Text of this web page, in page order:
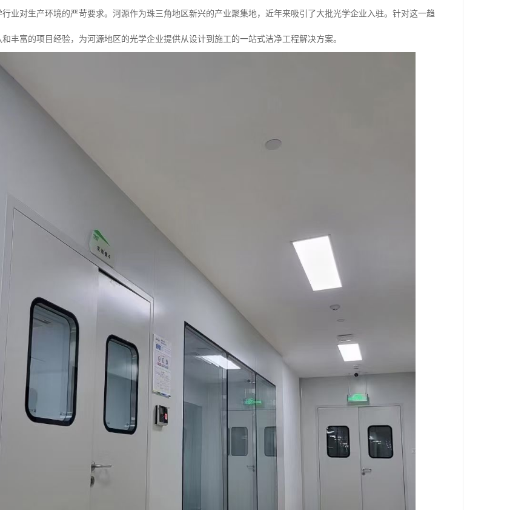
业对生产环境的严苛要求。河源作为珠三角地区新兴的产业聚集地，近年来吸引了大批光学企业入驻。针对这一趋
丰富的项目经验，为河源地区的光学企业提供从设计到施工的一站式洁净工程解决方案。